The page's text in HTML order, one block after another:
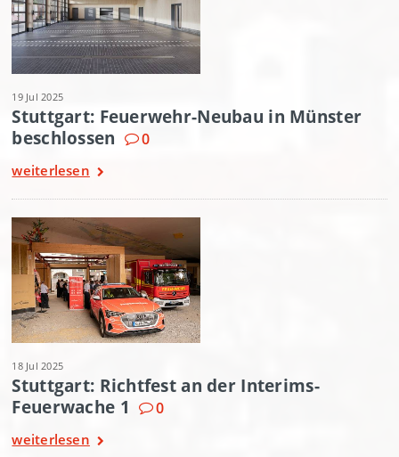
19 Jul 2025
Stuttgart: Feuerwehr-Neubau in Münster
beschlossen
0
weiterlesen
18 Jul 2025
Stuttgart: Richtfest an der Interims-
Feuerwache 1
0
weiterlesen